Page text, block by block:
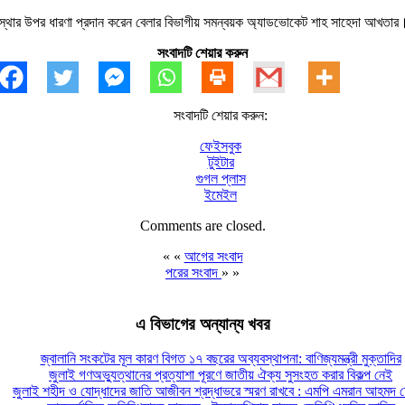
উপর ধারণা প্রদান করেন বেলার বিভাগীয় সমন্বয়ক অ্যাডভোকেট শাহ সাহেদা
সংবাদটি শেয়ার করুন
সংবাদটি শেয়ার করুন:
ফেইসবুক
টুইটার
গুগল প্লাস
ইমেইল
Comments are closed.
« « আগের সংবাদ
পরের সংবাদ » »
এ বিভাগের অন্যান্য খবর
জ্বালানি সংকটের মূল কারণ বিগত ১৭ বছরের অব্যবস্থাপনা: বাণিজ্যমন্ত্রী মুক্তাদির
জুলাই গণঅভ্যুত্থানের প্রত্যাশা পূরণে জাতীয় ঐক্য সুসংহত করার বিকল্প নেই
জুলাই শহীদ ও যোদ্ধাদের জাতি আজীবন শ্রদ্ধাভরে স্মরণ রাখবে : এমপি এমরান আহমদ